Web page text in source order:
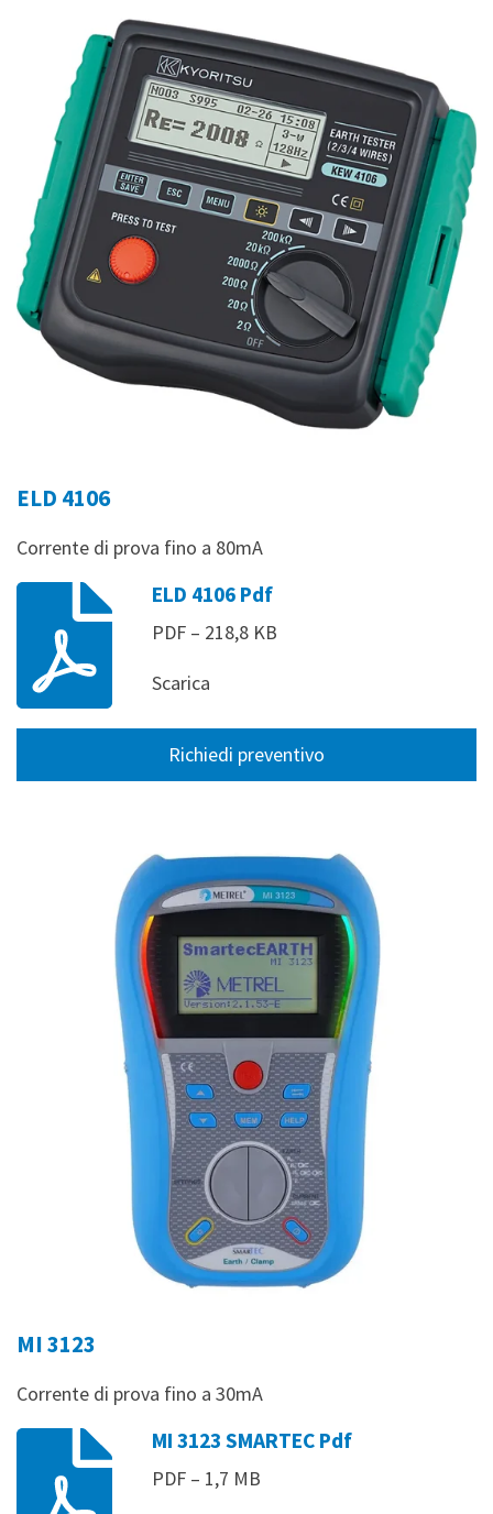
ELD 4106
Corrente di prova fino a 80mA
ELD 4106 Pdf
PDF – 218,8 KB
Scarica
Richiedi preventivo
MI 3123
Corrente di prova fino a 30mA
MI 3123 SMARTEC Pdf
PDF – 1,7 MB